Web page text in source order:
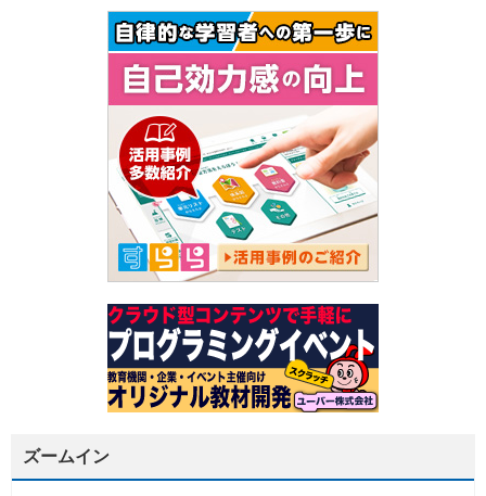
ズームイン